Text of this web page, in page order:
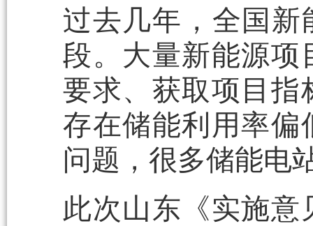
过去几年，全国新
段。大量新能源项
要求、获取项目指
存在储能利用率偏
问题，很多储能电
此次山东《实施